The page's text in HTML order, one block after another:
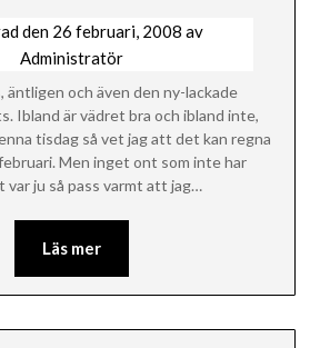
den 26 februari, 2008 av
Administratör
äntligen och även den ny-lackade
Ibland är vädret bra och ibland inte,
tisdag så vet jag att det kan regna
Men inget ont som inte har
ju så pass varmt att jag…
Läs mer